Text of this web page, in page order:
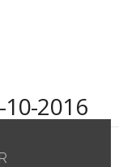
2016